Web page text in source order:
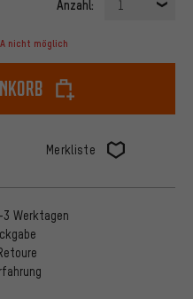
Anzahl: 1
nicht möglich
Merkliste
Werktagen